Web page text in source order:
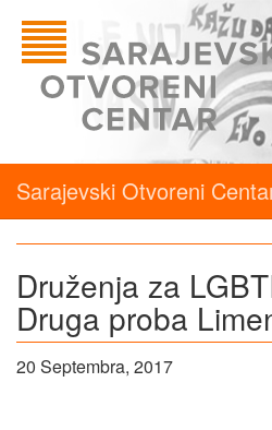
Sarajevski Otvoreni
Druženja za
Druga proba
20 Septembra, 2017